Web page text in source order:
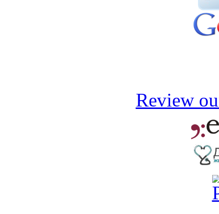
Review